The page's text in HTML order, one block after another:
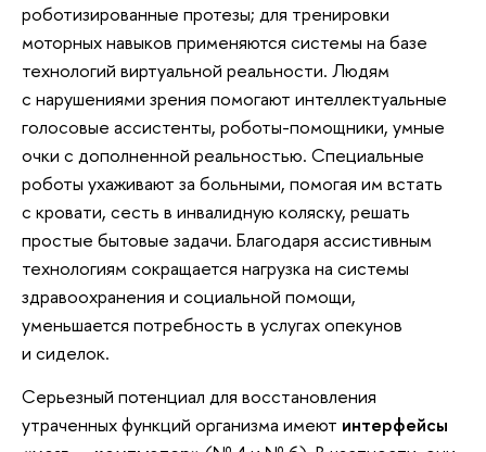
роботизированные протезы; для тренировки
моторных навыков применяются системы на базе
технологий виртуальной реальности. Людям
с нарушениями зрения помогают интеллектуальные
голосовые ассистенты, роботы-помощники, умные
очки с дополненной реальностью. Специальные
роботы ухаживают за больными, помогая им встать
с кровати, сесть в инвалидную коляску, решать
простые бытовые задачи. Благодаря ассистивным
технологиям сокращается нагрузка на системы
здравоохранения и социальной помощи,
уменьшается потребность в услугах опекунов
и сиделок.
Серьезный потенциал для восстановления
утраченных функций организма имеют интерфейсы